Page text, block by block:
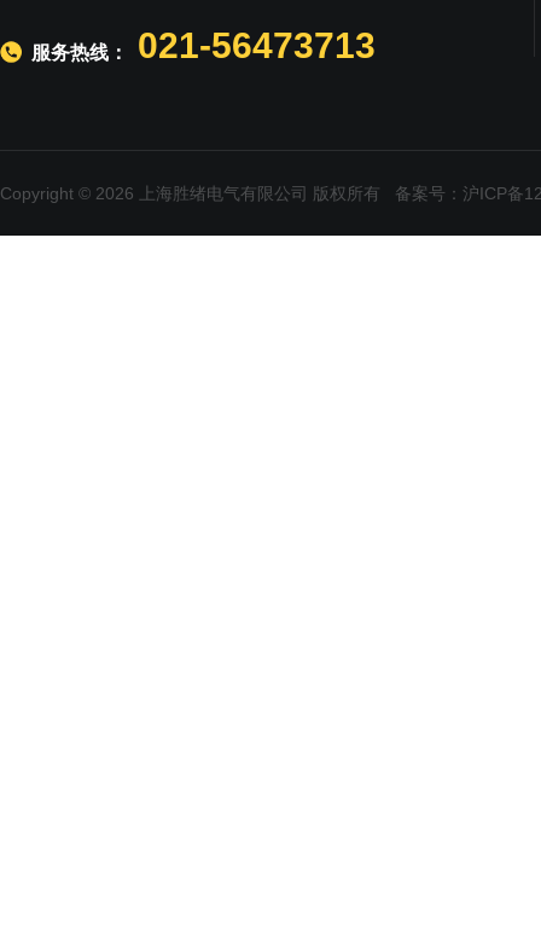
服务热线： 021-56473713
Copyright © 2026 上海胜绪电气有限公司 版权所有 备案号：沪ICP备